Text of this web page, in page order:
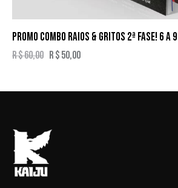
PROMO COMBO RAIOS & GRITOS 2ª FASE! 6 A 9
R$60,00 R$50,00